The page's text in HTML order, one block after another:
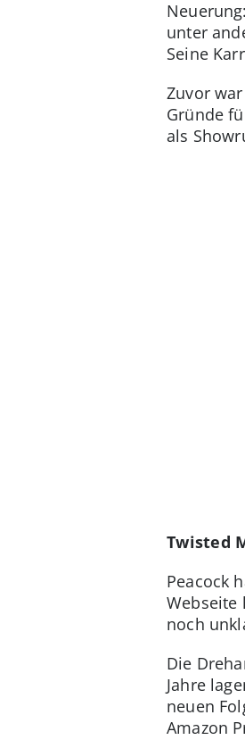
unter
Seine
Zuvor
Gründe
als
Twisted
Peacock
Webseite
noch
Die
Jahre
neuen
Amazon